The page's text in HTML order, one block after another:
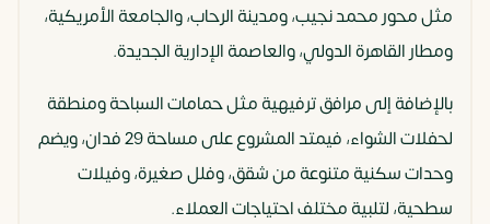
مثل محور محمد نجيب، ومدينة الرحاب، والجامعة الأمريكية،
ومطار القاهرة الدولي، والعاصمة الإدارية الجديدة.
بالإضافة إلى مرافق ترفيهية مثل حمامات السباحة ومنطقة
لحفلات الشواء، فيمتد المشروع على مساحة 29 فدان، ويضم
وحدات سكنية متنوعة من شقق، وفلل صغيرة، وفيلات
سطحية، لتلبية مختلف احتياجات العملاء.